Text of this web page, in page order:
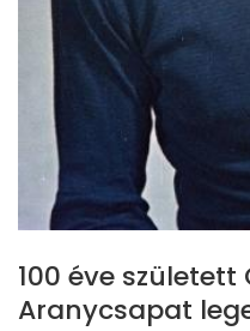
100 éve született
Aranycsapat